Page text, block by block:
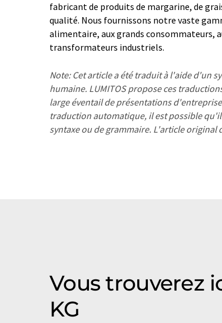
fabricant de produits de margarine, de
qualité. Nous fournissons notre vaste
alimentaire, aux grands consommateurs,
transformateurs industriels.
Note: Cet article a été traduit à l'aide d'un
humaine. LUMITOS propose ces
large éventail de présentations
traduction automatique, il est possible
syntaxe ou de grammaire. L'article original
Vous trouverez
KG